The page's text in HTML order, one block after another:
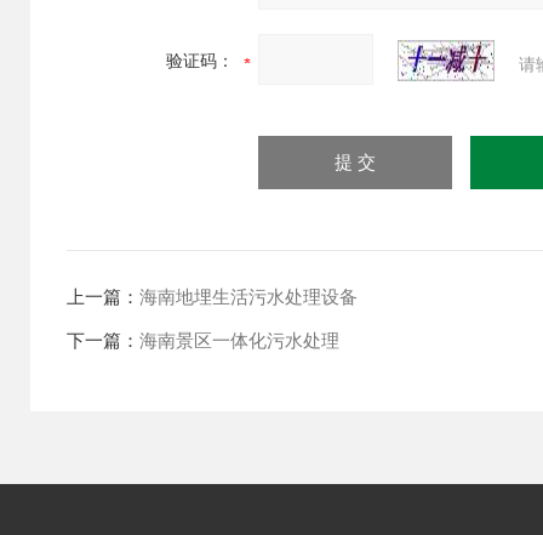
验证码： 请
上一篇： 海南地埋生活污水处理设备
下一篇： 海南景区一体化污水处理